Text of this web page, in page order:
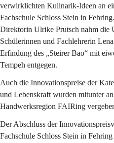
verwirklichten Kulinarik-Ideen an
Fachschule Schloss Stein in Fehring.
Direktorin Ulrike Prutsch nahm die
Schülerinnen und Fachlehrerin
Erfindung des „Steirer Bao“ mit
Tempeh entgegen.
Auch die Innovationspreise der
und Lebenskraft wurden mitunter
Handwerksregion FAIRing
Der Abschluss der
Fachschule Schloss Stein in